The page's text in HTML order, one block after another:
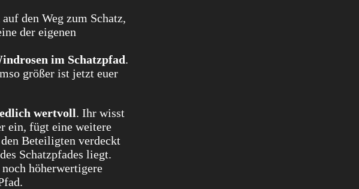
den Weg zum Schatz,
der eigenen
im Schatzpfad.
größer ist jetzt euer
wertvoll. Ihr wisst
ein, fügt eine weitere
Beteiligten verdeckt
Schatzpfades liegt.
höherwertigere